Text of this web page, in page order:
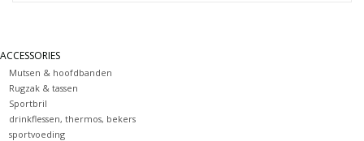
ACCESSORIES
Mutsen & hoofdbanden
Rugzak & tassen
Sportbril
drinkflessen, thermos, bekers
sportvoeding